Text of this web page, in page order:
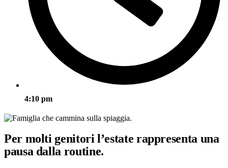
4:10 pm
Per molti genitoril’estate rappresenta una
pausa dalla routine.